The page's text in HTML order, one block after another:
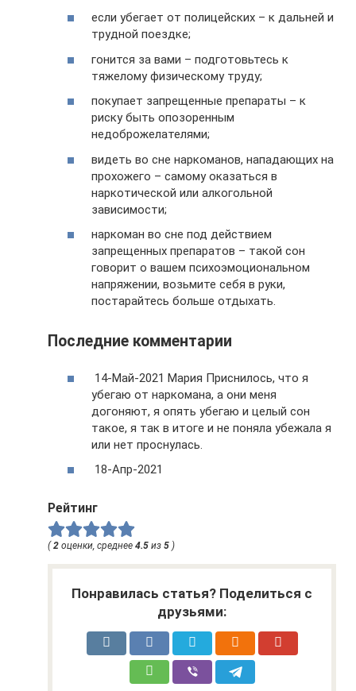
если убегает от полицейских – к дальней и
трудной поездке;
гонится за вами – подготовьтесь к
тяжелому физическому труду;
покупает запрещенные препараты – к
риску быть опозоренным
недоброжелателями;
видеть во сне наркоманов, нападающих на
прохожего – самому оказаться в
наркотической или алкогольной
зависимости;
наркоман во сне под действием
запрещенных препаратов – такой сон
говорит о вашем психоэмоциональном
напряжении, возьмите себя в руки,
постарайтесь больше отдыхать.
Последние комментарии
14-Май-2021 Мария Приснилось, что я
убегаю от наркомана, а они меня
догоняют, я опять убегаю и целый сон
такое, я так в итоге и не поняла убежала я
или нет проснулась.
18-Апр-2021
Рейтинг
( 2 оценки, среднее 4.5 из 5 )
Понравилась статья? Поделиться с
друзьями: